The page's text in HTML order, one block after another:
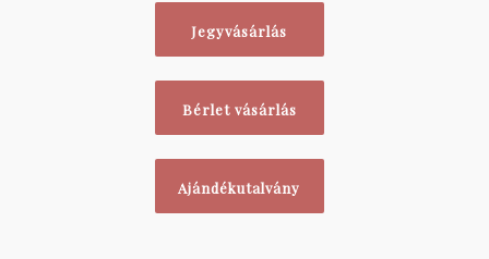
Jegyvásárlás
Bérlet vásárlás
Ajándékutalvány